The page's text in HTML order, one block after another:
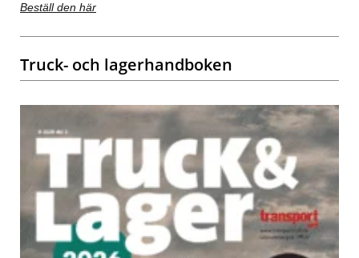
Beställ den här
Truck- och lagerhandboken